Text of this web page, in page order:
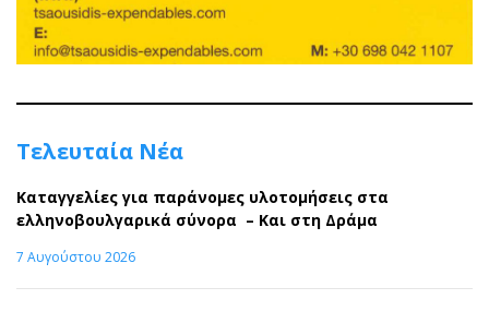
Τελευταία Νέα
Καταγγελίες για παράνομες υλοτομήσεις στα
ελληνοβουλγαρικά σύνορα – Και στη Δράμα
7 Αυγούστου 2026